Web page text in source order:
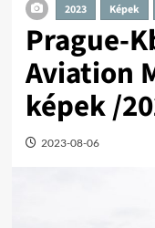
2023 Képek
Prague-
Aviation
képek /
2023-08-06